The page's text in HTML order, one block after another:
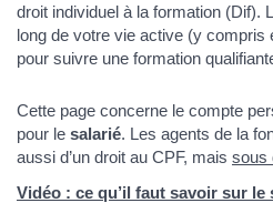
droit individuel à la formation (Dif).
long de votre vie active (y compris
pour suivre une formation
Cette page concerne le compte
pour le salarié. Les agents de la
aussi d’un droit au CPF, mais sous
Vidéo : ce qu’il faut savoir sur le